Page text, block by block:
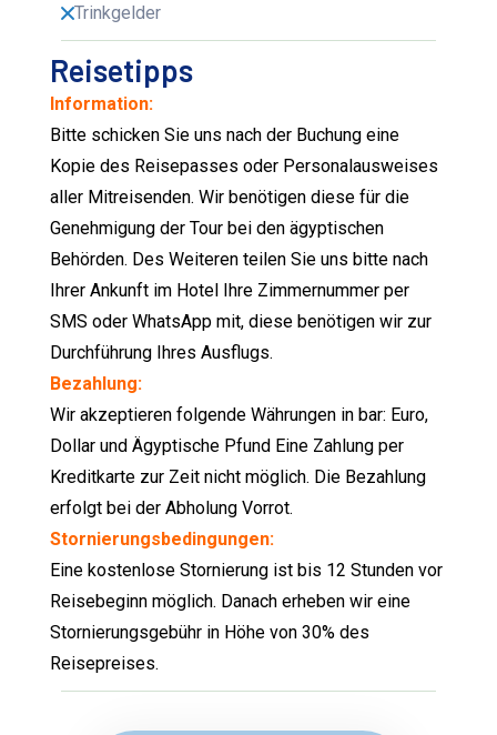
Trinkgelder
Reisetipps
Information:
Bitte schicken Sie uns nach der Buchung eine
Kopie des Reisepasses oder Personalausweises
aller Mitreisenden. Wir benötigen diese für die
Genehmigung der Tour bei den ägyptischen
Behörden. Des Weiteren teilen Sie uns bitte nach
Ihrer Ankunft im Hotel Ihre Zimmernummer per
SMS oder WhatsApp mit, diese benötigen wir zur
Durchführung Ihres Ausflugs.
Bezahlung:
Wir akzeptieren folgende Währungen in bar: Euro,
Dollar und Ägyptische Pfund Eine Zahlung per
Kreditkarte zur Zeit nicht möglich. Die Bezahlung
erfolgt bei der Abholung Vorrot.
Stornierungsbedingungen:
Eine kostenlose Stornierung ist bis 12 Stunden vor
Reisebeginn möglich. Danach erheben wir eine
Stornierungsgebühr in Höhe von 30% des
Reisepreises.